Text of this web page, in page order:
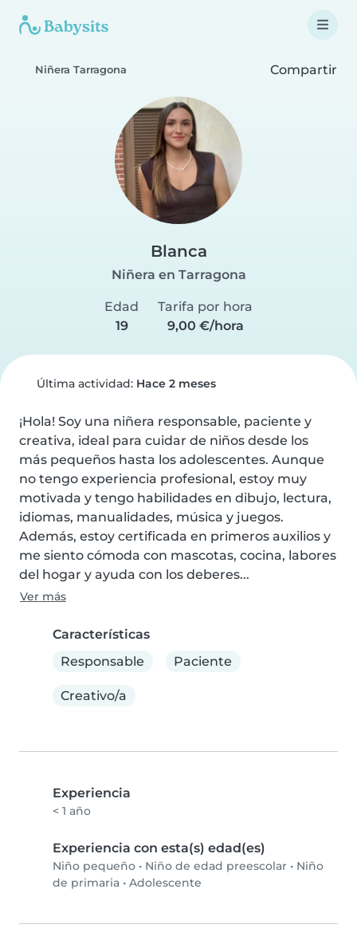
Niñera Tarragona Compartir
Blanca
Niñera en Tarragona
Edad
19
Tarifa por hora
9,00 €/hora
Última actividad: Hace 2 meses
¡Hola! Soy una niñera responsable, paciente y
creativa, ideal para cuidar de niños desde los
más pequeños hasta los adolescentes. Aunque
no tengo experiencia profesional, estoy muy
motivada y tengo habilidades en dibujo, lectura,
idiomas, manualidades, música y juegos.
Además, estoy certificada en primeros auxilios y
me siento cómoda con mascotas, cocina, labores
del hogar y ayuda con los deberes...
Ver más
Características
Responsable
Paciente
Creativo/a
Experiencia
< 1 año
Experiencia con esta(s) edad(es)
Niño pequeño • Niño de edad preescolar • Niño
de primaria • Adolescente